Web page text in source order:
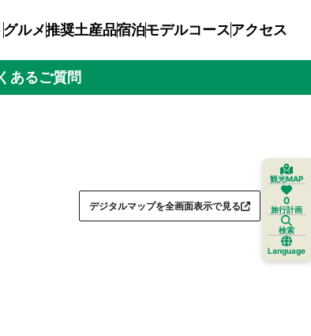
グルメ推奨土産品宿泊モデルコースアクセス
あるご質問
デジタルマップを全画面表示で見る
観光MAP
0
旅行計画
検索
Language